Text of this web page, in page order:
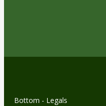
Bottom - Legals